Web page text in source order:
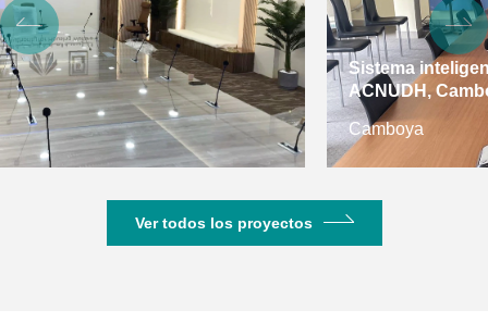
Sistema inteligente de conferencias para el
ACNUDH, Camboya
Camboya
Ver todos los proyectos